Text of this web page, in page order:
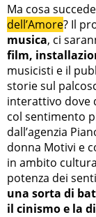
Ma cosa
dell’Amore? Il
musica, ci
film,
musicisti e il
storie sul
interattivo dove
col sentimento
dall’agenzia
donna Motivi e
in ambito
potenza dei
una sorta di
il cinismo e la